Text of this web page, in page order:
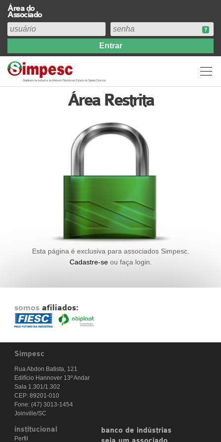
Área do
Associado
Institucional
Perfil
Contribuição Sindical 2026
Central de Comunicação
NOSSAS ASSOCIADAS
SEJA UM ASSOCIADO
Área Restrita
Esta página é exclusiva para associados Simpesc.
Cadastre-seou faça login.
somos afiliados:
Simpesc
Rua Abdon Batista, 121
Edifício Hannover 13º Andar
Sala 1.301/1.302
CEP: 89201-010
Fone: (47) 3013-1454
Joinville/SC
institucional
Perfil
banco de indústrias